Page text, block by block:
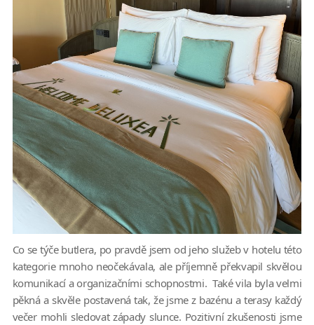
Co se týče butlera, po pravdě jsem od jeho služeb v hotelu této
kategorie mnoho neočekávala, ale příjemně překvapil skvělou
komunikací a organizačními schopnostmi. Také vila byla velmi
pěkná a skvěle postavená tak, že jsme z bazénu a terasy každý
večer mohli sledovat západy slunce. Pozitivní zkušenosti jsme